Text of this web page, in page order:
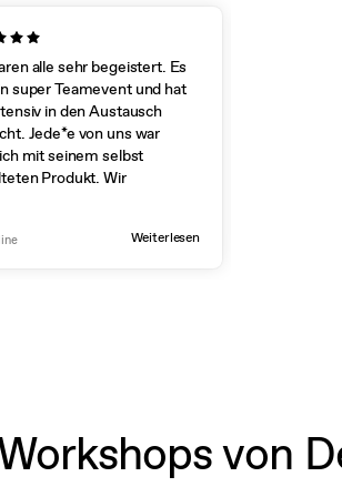
alle sehr begeistert. Es
super Teamevent und hat
in den Austausch
Jede*e von uns war
mit seinem selbst
Produkt. Wir
ob wir das jetzt
Weiterlesen
von